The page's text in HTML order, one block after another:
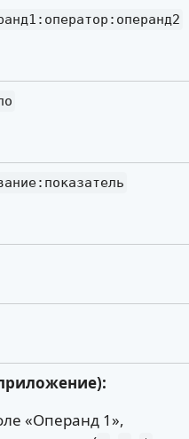
«Операнд 1»,